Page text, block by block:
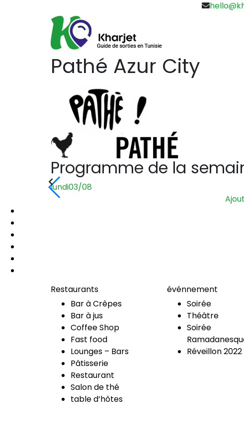
Pathé Azur City
Programme de la
lundi03/08
Restaurants
Bar à Crêpes
Bar à jus
Coffee Shop
Fast food
Lounges – Bars
Pâtisserie
Restaurant
Salon de thé
table d’hôtes
événnement
Soirée
Théâtre
Soirée
Réveillon 2022